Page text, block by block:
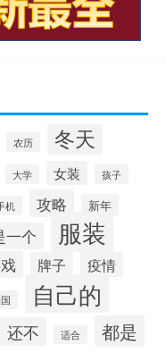
农历 冬天
大学 女装 孩子
机 攻略 新年
一个 服装
牌子 疫情
自己的
还不 适合 都是